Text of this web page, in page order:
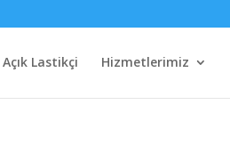
Lastikçi Hizmetlerimiz